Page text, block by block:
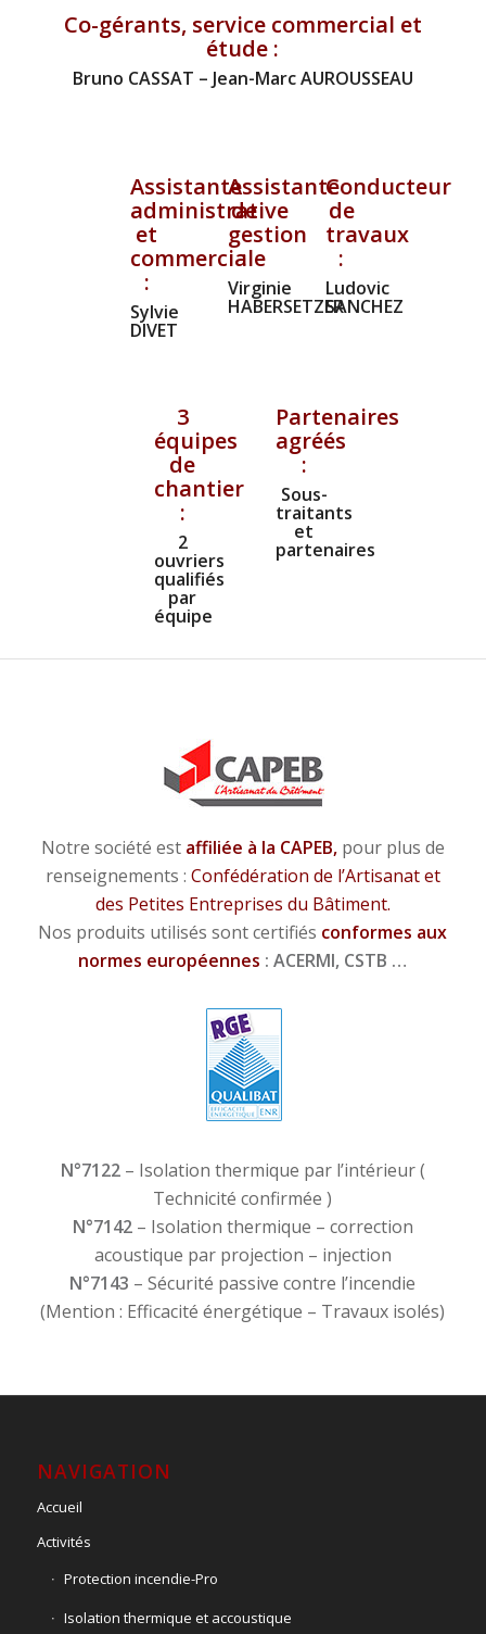
Co-gérants, service commercial et
étude :
Bruno CASSAT – Jean-Marc AUROUSSEAU
Assistante
administrative
et
commerciale
:
Sylvie
DIVET
Assistante
de
gestion
:
Virginie
HABERSETZER
Conducteur
de
travaux
:
Ludovic
SANCHEZ
3
équipes
de
chantier
:
2
ouvriers
qualifiés
par
équipe
Partenaires
agréés
:
Sous-
traitants
et
partenaires
Notre société est affiliée à la CAPEB, pour plus de
renseignements : Confédération de l’Artisanat et
des Petites Entreprises du Bâtiment.
Nos produits utilisés sont certifiés conformes aux
normes européennes : ACERMI, CSTB …
N°7122– Isolation thermique par l’intérieur (
Technicité confirmée )
N°7142– Isolation thermique – correction
acoustique par projection – injection
N°7143 – Sécurité passive contre l’incendie
(Mention : Efficacité énergétique – Travaux isolés)
NAVIGATION
Accueil
Activités
Protection incendie-Pro
Isolation thermique et accoustique